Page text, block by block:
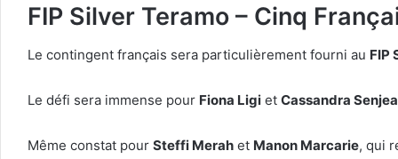
FIP Silver Teramo – Cinq
Le contingent français sera particulièrement fourni au FIP
Le défi sera immense pour Fiona Ligi et Cassandra
Même constat pour Steffi Merah et Manon Marcarie, qui